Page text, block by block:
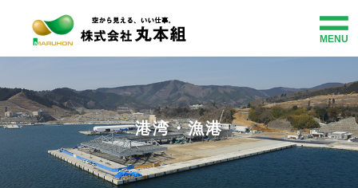
MENU
事業紹介
企業情報
港湾・漁港